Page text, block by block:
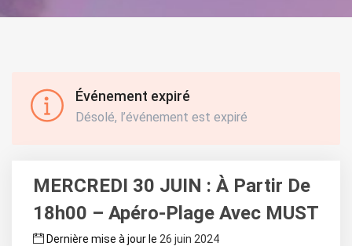
Événement expiré
Désolé, l’événement est expiré
MERCREDI 30 JUIN : À Partir De
18h00 – Apéro-Plage Avec MUST
Dernière mise à jour le 26 juin 2024